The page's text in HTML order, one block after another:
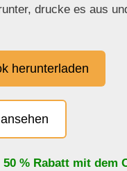
drucke es aus
herunterladen
% Rabatt mit dem